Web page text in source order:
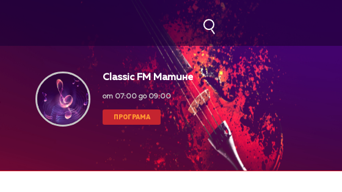
Classic FM Матине
от 07:00 до 09:00
ПРОГРАМА